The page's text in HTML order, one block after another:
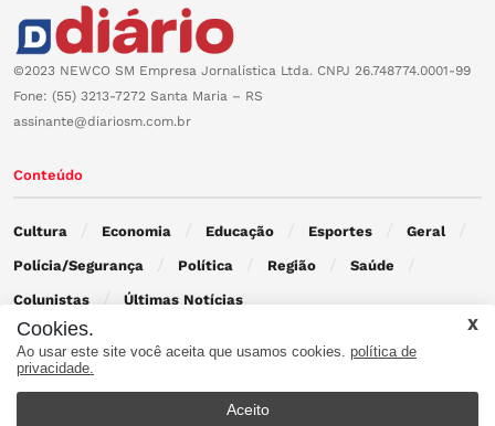
©2023 NEWCO SM Empresa Jornalística Ltda. CNPJ 26.748774.0001-99
Fone: (55) 3213-7272 Santa Maria – RS
assinante@diariosm.com.br
Conteúdo
Cultura Economia Educação Esportes Geral
Polícia/Segurança Política Região Saúde
Colunistas Últimas Notícias
Contato
Cookies.
Ao usar este site você aceita que usamos cookies. política de
privacidade.
Aceito